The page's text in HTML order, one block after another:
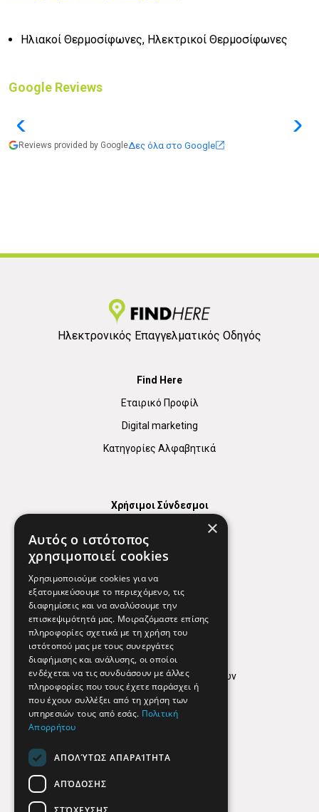
Ηλιακοί Θερμοσίφωνες, Ηλεκτρικοί Θερμοσίφωνες
Google Reviews
Reviews provided by GoogleΔες όλα στο Google
Ηλεκτρονικός Επαγγελματικός Οδηγός
Find Here
Εταιρικό Προφίλ
Digital marketing
Κατηγορίες Αλφαβητικά
Χρήσιμοι Σύνδεσμοι
Χρήσιμα Τηλέφωνα
Εφημερεύοντα Φαρμακεία
Απόρρητο
Όροι Χρήσης
Πολιτική προστασίας δεδομένων
Findhere
Social Media
×
Αυτός ο ιστότοπος
χρησιμοποιεί cookies
Χρησιμοποιούμε cookies για να
εξατομικεύσουμε το περιεχόμενο, τις
διαφημίσεις και να αναλύσουμε την
επισκεψιμότητά μας. Μοιραζόμαστε επίσης
πληροφορίες σχετικά με τη χρήση του
ιστότοπού μας με τους συνεργάτες
διαφήμισης και ανάλυσης, οι οποίοι
ενδέχεται να τις συνδυάσουν με άλλες
πληροφορίες που τους έχετε παράσχει ή
που έχουν συλλέξει από τη χρήση των
υπηρεσιών τους από εσάς. Πολιτική
Απορρήτου
ΑΠΟΛΎΤΩΣ ΑΠΑΡΑΊΤΗΤΑ
ΑΠΌΔΟΣΗΣ